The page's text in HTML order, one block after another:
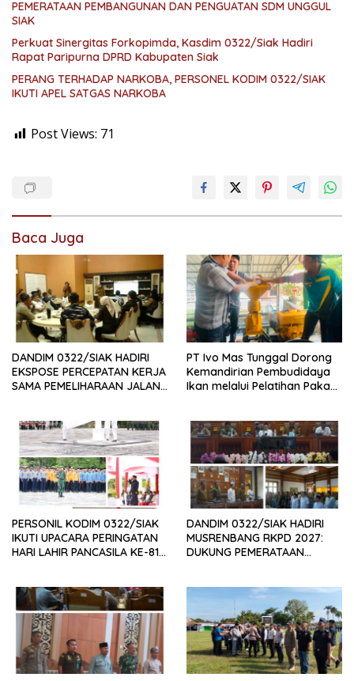
PEMERATAAN PEMBANGUNAN DAN PENGUATAN SDM UNGGUL
SIAK
Perkuat Sinergitas Forkopimda, Kasdim 0322/Siak Hadiri
Rapat Paripurna DPRD Kabupaten Siak
PERANG TERHADAP NARKOBA, PERSONEL KODIM 0322/SIAK
IKUTI APEL SATGAS NARKOBA
Post Views: 71
Baca Juga
DANDIM 0322/SIAK HADIRI
EKSPOSE PERCEPATAN KERJA
SAMA PEMELIHARAAN JALAN
INFRASTRUKTUR
PT Ivo Mas Tunggal Dorong
Kemandirian Pembudidaya
Ikan melalui Pelatihan Pakan
PERSONIL KODIM 0322/SIAK
IKUTI UPACARA PERINGATAN
HARI LAHIR PANCASILA KE-81
DANDIM 0322/SIAK HADIRI
MUSRENBANG RKPD 2027:
DUKUNG PEMERATAAN